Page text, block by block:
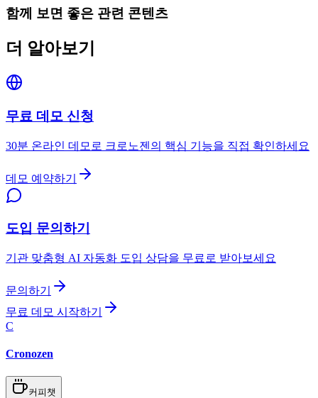
함께 보면 좋은 관련 콘텐츠
더 알아보기
무료 데모 신청
30분 온라인 데모로 크로노젠의 핵심 기능을 직접 확인하세요
데모 예약하기
도입 문의하기
기관 맞춤형 AI 자동화 도입 상담을 무료로 받아보세요
문의하기
무료 데모 시작하기
C
Cronozen
커피챗